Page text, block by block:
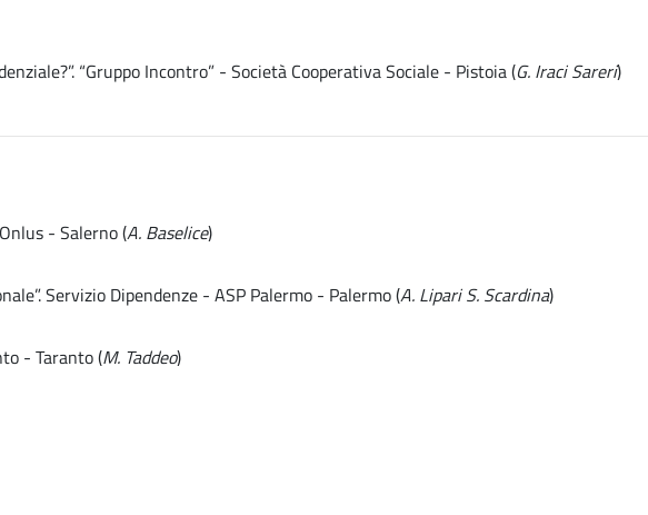
“Gruppo Incontro” - Società Cooperativa Sociale - Pistoia (G. Iraci Sareri)
- Salerno (A. Baselice)
Servizio Dipendenze - ASP Palermo - Palermo (A. Lipari S. Scardina)
- Taranto (M. Taddeo)